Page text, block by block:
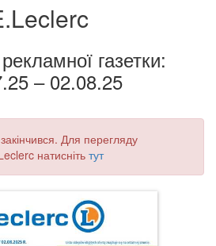
газетки:
– 02.08.25
закінчився. Для перегляду
натисніть тут